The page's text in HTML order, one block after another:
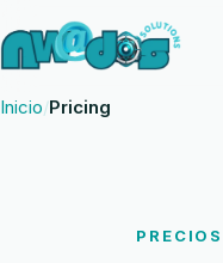
Inicio Pricing